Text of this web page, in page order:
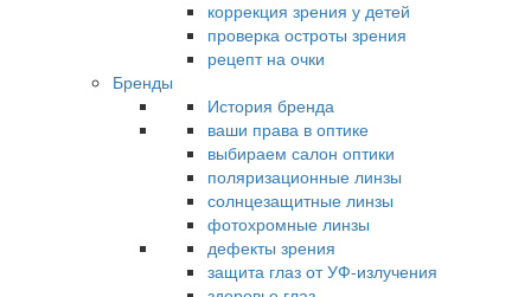
коррекция зрения у детей
проверка остроты зрения
рецепт на очки
Бренды
История бренда
ваши права в оптике
выбираем салон оптики
поляризационные линзы
солнцезащитные линзы
фотохромные линзы
дефекты зрения
защита глаз от УФ-излучения